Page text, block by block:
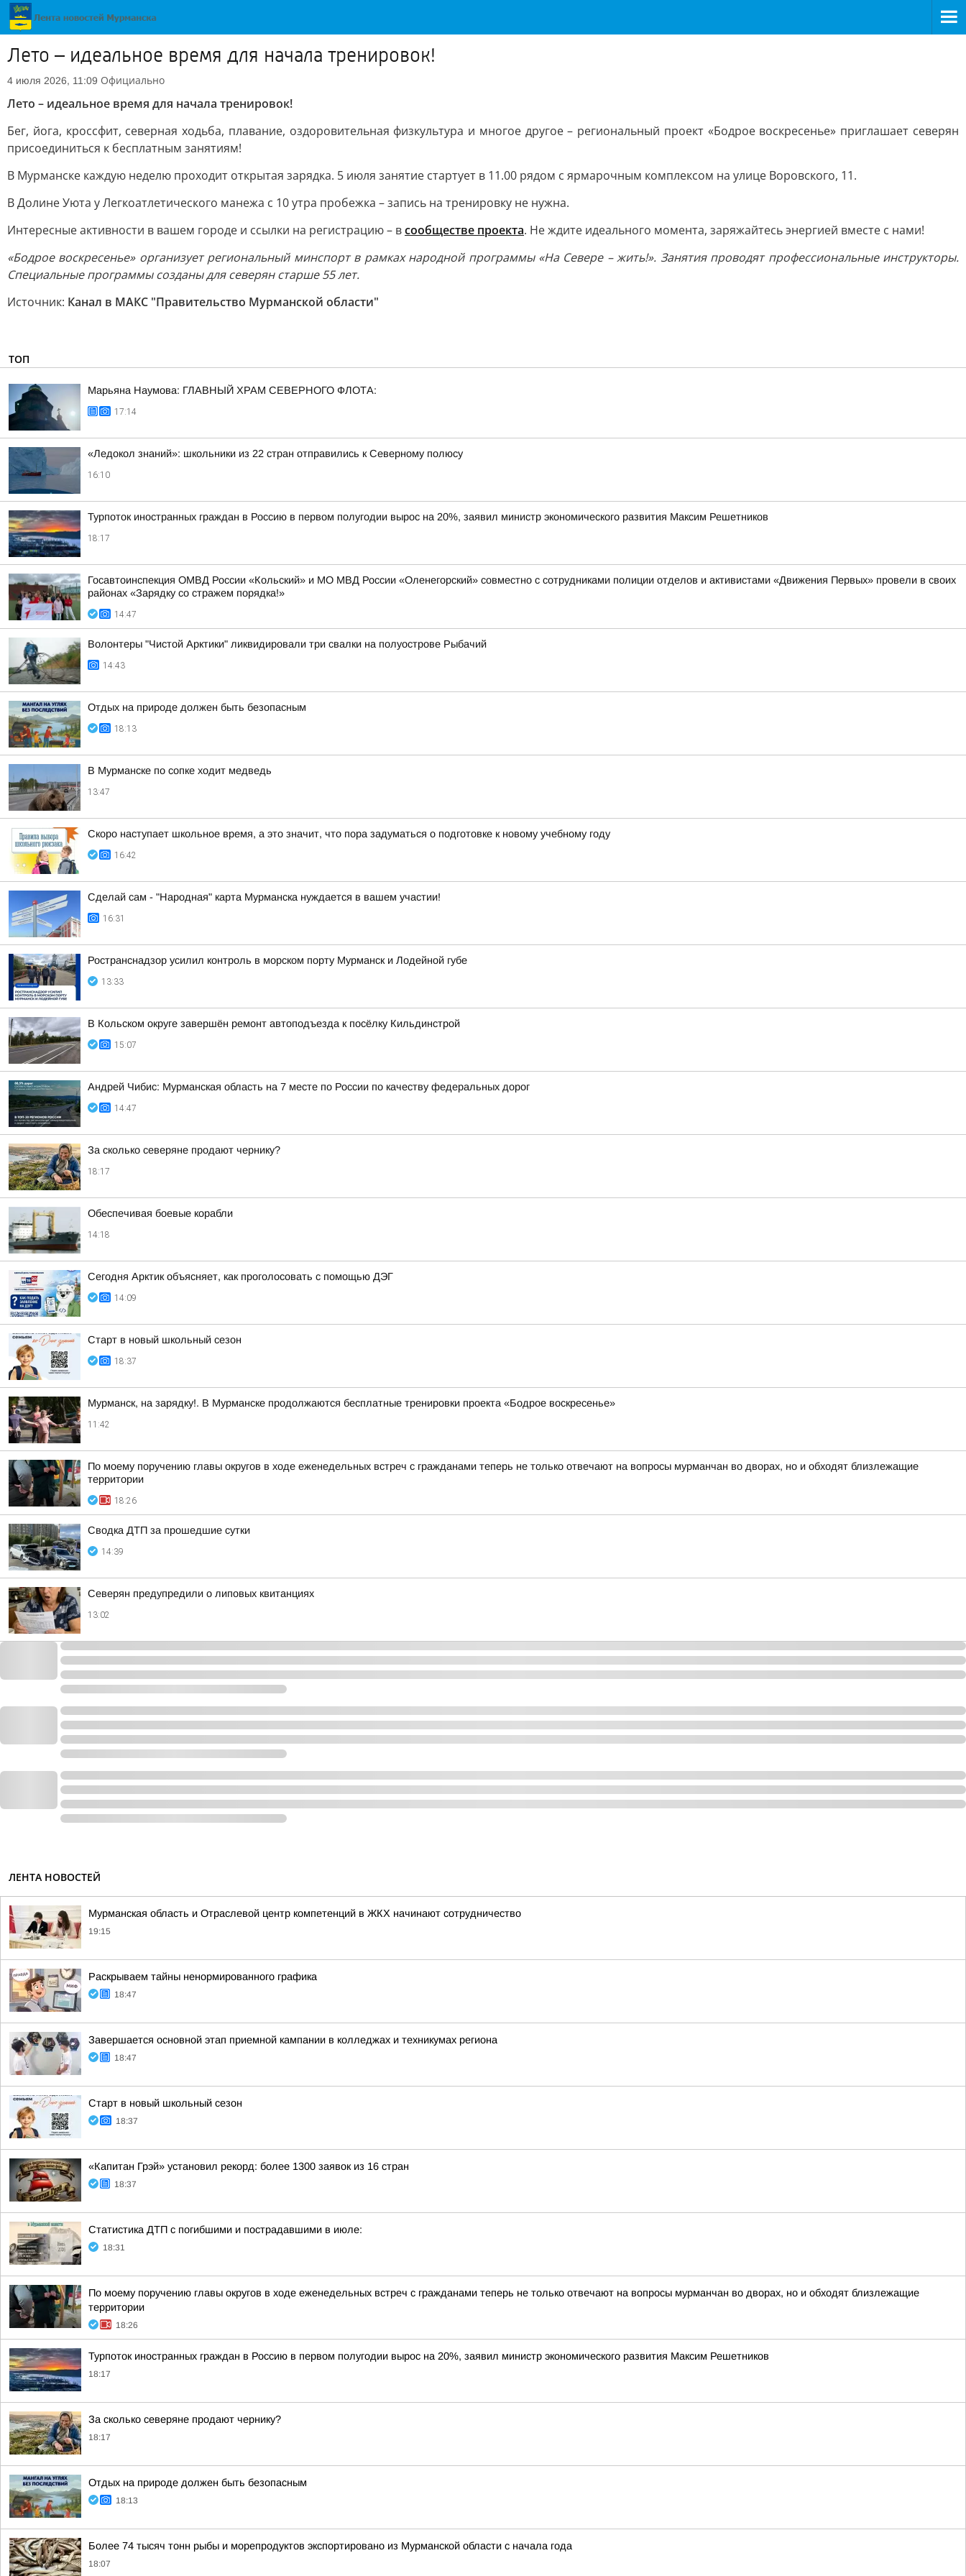
Лето – идеальное время для начала тренировок!
4 июля 2026, 11:09 Официально
Лето – идеальное время для начала тренировок!
Бег, йога, кроссфит, северная ходьба, плавание, оздоровительная физкультура и многое другое – региональный проект «Бодрое воскресенье» приглашает северян
присоединиться к бесплатным занятиям!
В Мурманске каждую неделю проходит открытая зарядка. 5 июля занятие стартует в 11.00 рядом с ярмарочным комплексом на улице Воровского, 11.
В Долине Уюта у Легкоатлетического манежа с 10 утра пробежка – запись на тренировку не нужна.
Интересные активности в вашем городе и ссылки на регистрацию – всообществе проекта. Не ждите идеального момента, заряжайтесь энергией вместе с нами!
«Бодрое воскресенье» организует региональный минспорт в рамках народной программы «На Севере – жить!». Занятия проводят профессиональные инструкторы.
Специальные программы созданы для северян старше 55 лет.
Источник: Канал в МАКС "Правительство Мурманской области"
ТОП
Марьяна Наумова: ГЛАВНЫЙ ХРАМ СЕВЕРНОГО ФЛОТА:
17:14
«Ледокол знаний»: школьники из 22 стран отправились к Северному полюсу
16:10
Турпоток иностранных граждан в Россию в первом полугодии вырос на 20%, заявил министр экономического развития Максим Решетников
18:17
Госавтоинспекция ОМВД России «Кольский» и МО МВД России «Оленегорский» совместно с сотрудниками полиции отделов и активистами «Движения Первых» провели в своих
районах «Зарядку со стражем порядка!»
14:47
Волонтеры "Чистой Арктики" ликвидировали три свалки на полуострове Рыбачий
14:43
Отдых на природе должен быть безопасным
18:13
В Мурманске по сопке ходит медведь
13:47
Скоро наступает школьное время, а это значит, что пора задуматься о подготовке к новому учебному году
16:42
Сделай сам - "Народная" карта Мурманска нуждается в вашем участии!
16:31
Ространснадзор усилил контроль в морском порту Мурманск и Лодейной губе
13:33
В Кольском округе завершён ремонт автоподъезда к посёлку Кильдинстрой
15:07
Андрей Чибис: Мурманская область на 7 месте по России по качеству федеральных дорог
14:47
За сколько северяне продают чернику?
18:17
Обеспечивая боевые корабли
14:18
Сегодня Арктик объясняет, как проголосовать с помощью ДЭГ
14:09
Старт в новый школьный сезон
18:37
Мурманск, на зарядку!. В Мурманске продолжаются бесплатные тренировки проекта «Бодрое воскресенье»
11:42
По моему поручению главы округов в ходе еженедельных встреч с гражданами теперь не только отвечают на вопросы мурманчан во дворах, но и обходят близлежащие
территории
18:26
Сводка ДТП за прошедшие сутки
14:39
Северян предупредили о липовых квитанциях
13:02
ЛЕНТА НОВОСТЕЙ
Мурманская область и Отраслевой центр компетенций в ЖКХ начинают сотрудничество
19:15
Раскрываем тайны ненормированного графика
18:47
Завершается основной этап приемной кампании в колледжах и техникумах региона
18:47
Старт в новый школьный сезон
18:37
«Капитан Грэй» установил рекорд: более 1300 заявок из 16 стран
18:37
Статистика ДТП с погибшими и пострадавшими в июле:
18:31
По моему поручению главы округов в ходе еженедельных встреч с гражданами теперь не только отвечают на вопросы мурманчан во дворах, но и обходят близлежащие
территории
18:26
Турпоток иностранных граждан в Россию в первом полугодии вырос на 20%, заявил министр экономического развития Максим Решетников
18:17
За сколько северяне продают чернику?
18:17
Отдых на природе должен быть безопасным
18:13
Более 74 тысяч тонн рыбы и морепродуктов экспортировано из Мурманской области с начала года
18:07